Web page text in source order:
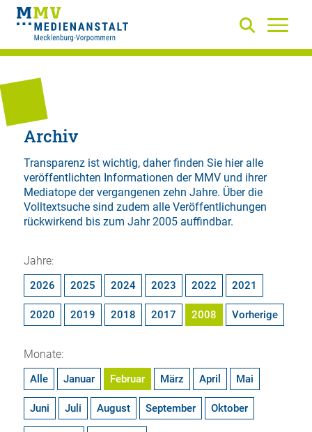
Archiv
Transparenz ist wichtig, daher finden Sie hier alle
veröffentlichten Informationen der MMV und ihrer
Mediatope der vergangenen zehn Jahre. Über die
Volltextsuchesind zudem alle Veröffentlichungen
rückwirkend bis zum Jahr 2005 auffindbar.
Jahre:
2026 2025 2024 2023 2022 2021
2020 2019 2018 2017 2008 Vorherige
Monate:
Alle Januar Februar März April Mai
Juni Juli August September Oktober